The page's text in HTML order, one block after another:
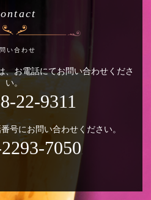
い合わせ
、お電話にてお問い合わせくださ
い。
22-9311
号にお問い合わせください。
7050